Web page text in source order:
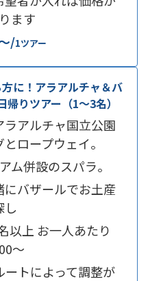
ます
/1ツアー
に！アラアルチャ＆バ
りツアー（1〜3名）
アルチャ国立公園
ロープウェイ。
ム併設のスパラ。
バザールでお土産
し
以上 お一人あたり
〜
ートによって調整が